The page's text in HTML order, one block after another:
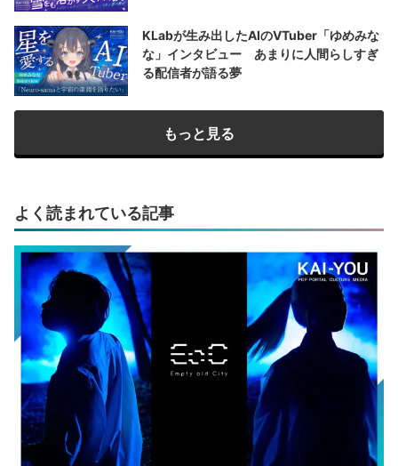
KLabが生み出したAIのVTuber「ゆめみな
な」インタビュー あまりに人間らしすぎ
る配信者が語る夢
もっと見る
よく読まれている記事